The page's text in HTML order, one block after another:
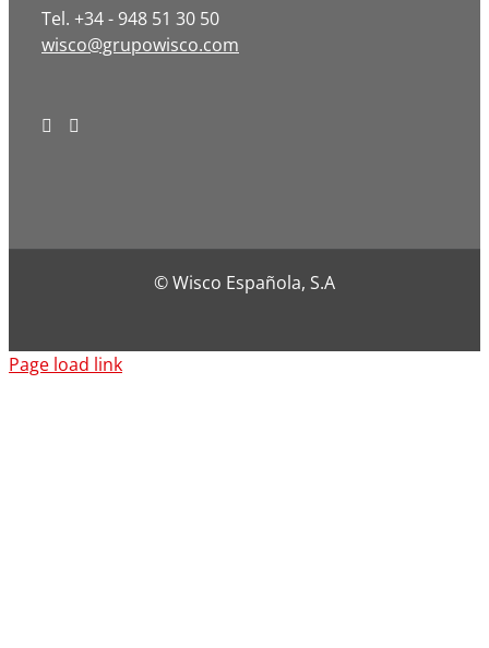
Tel. +34 - 948 51 30 50
wisco@grupowisco.com
© Wisco Española, S.A
Page load link